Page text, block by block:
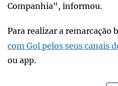
Companhia", informou.
Para realizar a remarcação
com Gol pelos seus canais
ou app.